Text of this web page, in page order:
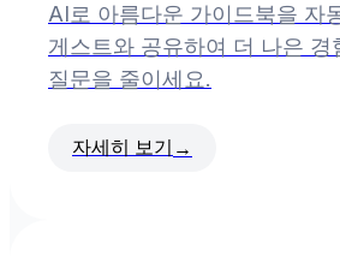
AI로 아름다운 가이드북을 자
게스트와 공유하여 더 나은 경
질문을 줄이세요.
자세히 보기 →